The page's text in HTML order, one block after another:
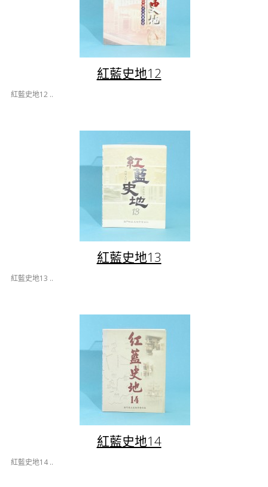
紅藍史地12
紅藍史地12 ..
紅藍史地13
紅藍史地13 ..
紅藍史地14
紅藍史地14 ..